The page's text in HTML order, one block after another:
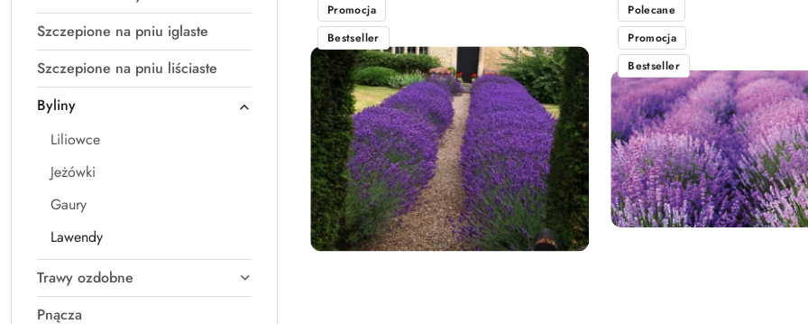
Szczepione na pniu iglaste
Szczepione na pniu liściaste
Byliny
Liliowce
Jeżówki
Gaury
Lawendy
Trawy ozdobne
Pnącza
Promocja
Bestseller
Polecane
Promocja
Bestseller